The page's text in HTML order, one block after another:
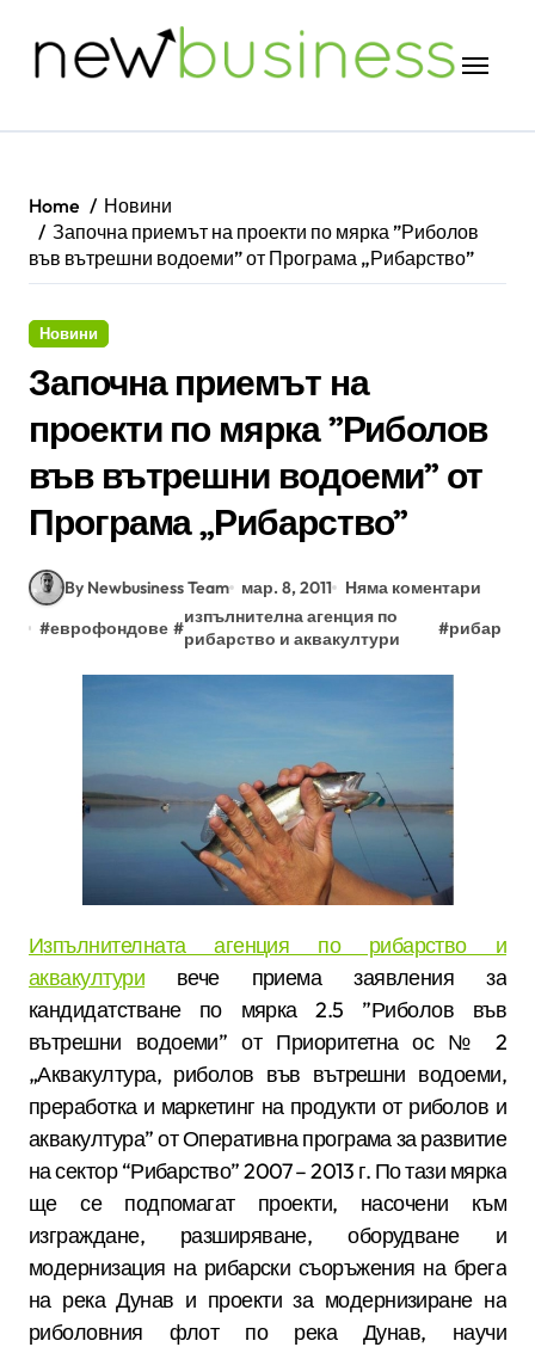
Home
Новини
Започна приемът на проекти по мярка ”Риболов
във вътрешни водоеми” от Програма „Рибарство”
Новини
Започна приемът на
проекти по мярка ”Риболов
във вътрешни водоеми” от
Програма „Рибарство”
By Newbusiness Team мар. 8, 2011
Няма коментари
#еврофондове #
изпълнителна агенция по
рибарство и аквакултури
#рибар
Изпълнителната агенция по рибарство и
аквакултури вече приема заявления за
кандидатстване по мярка 2.5 ”Риболов във
вътрешни водоеми” от Приоритетна ос № 2
„Аквакултура, риболов във вътрешни водоеми,
преработка и маркетинг на продукти от риболов и
аквакултура” от Оперативна програма за развитие
на сектор “Рибарство” 2007 – 2013 г. По тази мярка
ще се подпомагат проекти, насочени към
изграждане, разширяване, оборудване и
модернизация на рибарски съоръжения на брега
на река Дунав и проекти за модернизиране на
риболовния флот по река Дунав, научи